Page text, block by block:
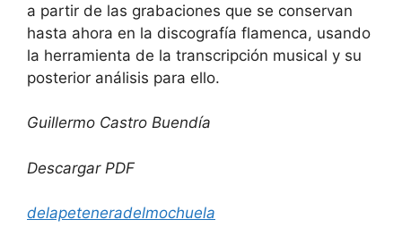
a partir de las grabaciones que se conservan
hasta ahora en la discografía flamenca, usando
la herramienta de la transcripción musical y su
posterior análisis para ello.
Guillermo Castro Buendía
Descargar PDF
delapeteneradelmochuela